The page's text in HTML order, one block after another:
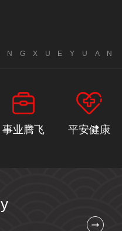
N G X U E Y U A N
事业腾飞 平安健康